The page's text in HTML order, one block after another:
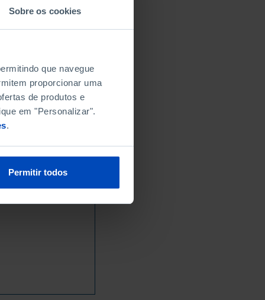
Sobre os cookies
que navegue
proporcionar uma
de produtos e
em "Personalizar".
.
Permitir todos